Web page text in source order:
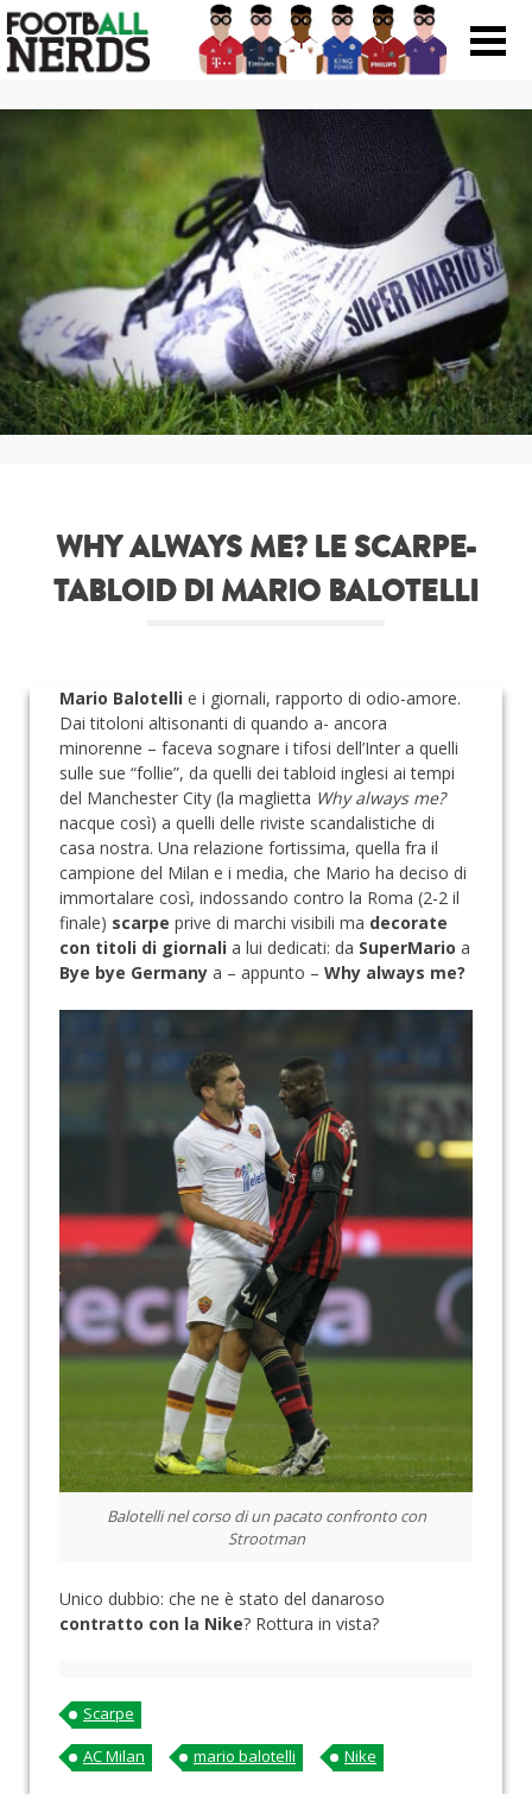
Search
Prodotti
Scarpe
Maglie
Accessori
Magazine Roba Da Nerds
WHY ALWAYS ME? LE SCARPE-
TABLOID DI MARIO BALOTELLI
Mario Balotelli e i giornali, rapporto di odio-amore.
Dai titoloni altisonanti di quando a- ancora
minorenne – faceva sognare i tifosi dell’Inter a quelli
sulle sue “follie”, da quelli dei tabloid inglesi ai tempi
del Manchester City (la maglietta Why always me?
nacque così) a quelli delle riviste scandalistiche di
casa nostra. Una relazione fortissima, quella fra il
campione del Milan e i media, che Mario ha deciso di
immortalare così, indossando contro la Roma (2-2 il
finale) scarpe prive di marchi visibili ma decorate
con titoli di giornali a lui dedicati: da SuperMario a
Bye bye Germany a – appunto – Why always me?
Balotelli nel corso di un pacato confronto con
Strootman
Unico dubbio: che ne è stato del danaroso
contratto con la Nike? Rottura in vista?
Scarpe
AC Milan
mario balotelli Nike